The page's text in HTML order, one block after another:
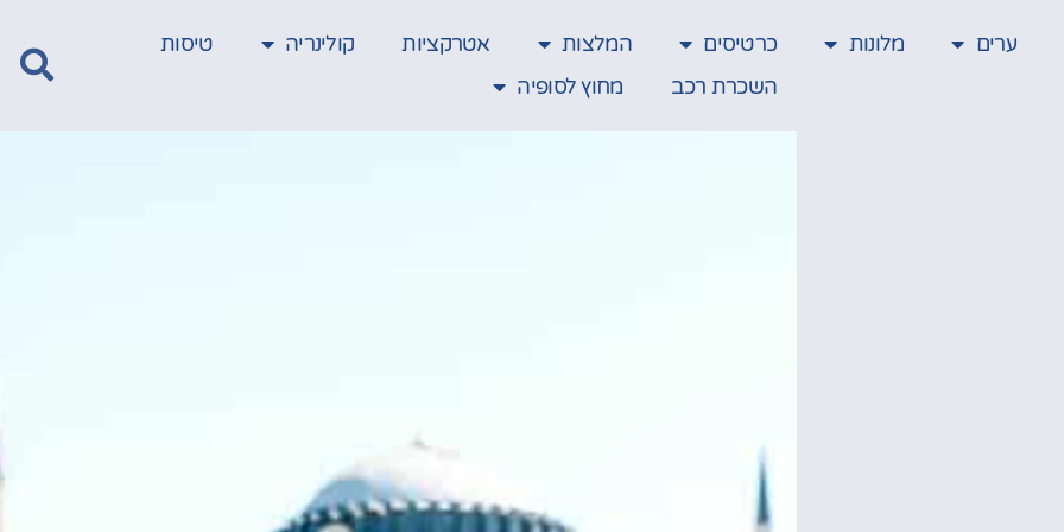
ערים מלונות כרטיסים המלצות אטרקציות קולינריה
טיסות
השכרת רכב
מחוץ לסופיה